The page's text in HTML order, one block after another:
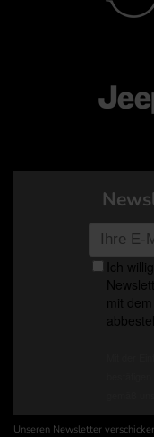
Unseren Newsletter